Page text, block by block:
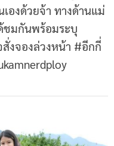
องด้วยจ้า ทางด้านแม่
ชมกันพร้อมระบุ
สั่งจองล่วงหน้า #อีกกี่